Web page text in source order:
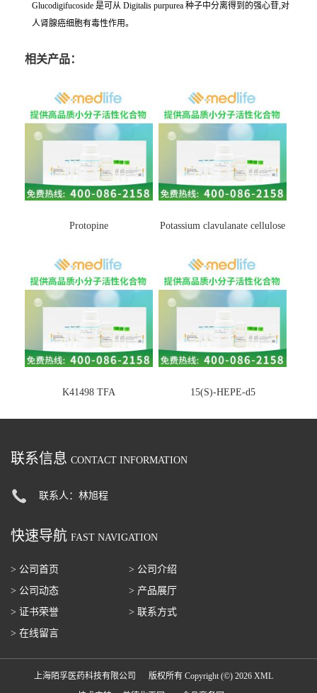
Glucodigifucoside 是可从 Digitalis purpurea 种子中分离得到的强心苷,对
人肾腺癌细胞有毒性作用。
相关产品：
Protopine Potassium clavulanate cellulose
K41498 TFA 15(S)-HEPE-d5
联系信息 CONTACT INFORMATION
联系人：林旭程
快速导航 FAST NAVIGATION
> 公司首页
> 公司介绍
> 公司动态
> 产品展厅
> 证书荣誉
> 联系方式
> 在线留言
上海陌孚医药科技有限公司 版权所有 Copyright (©) 2026 XML